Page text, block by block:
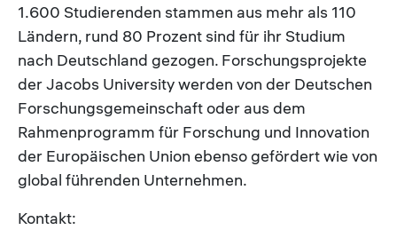
1.600 Studierenden stammen aus mehr als 110
Ländern, rund 80 Prozent sind für ihr Studium
nach Deutschland gezogen. Forschungsprojekte
der Jacobs University werden von der Deutschen
Forschungsgemeinschaft oder aus dem
Rahmenprogramm für Forschung und Innovation
der Europäischen Union ebenso gefördert wie von
global führenden Unternehmen.
Kontakt: